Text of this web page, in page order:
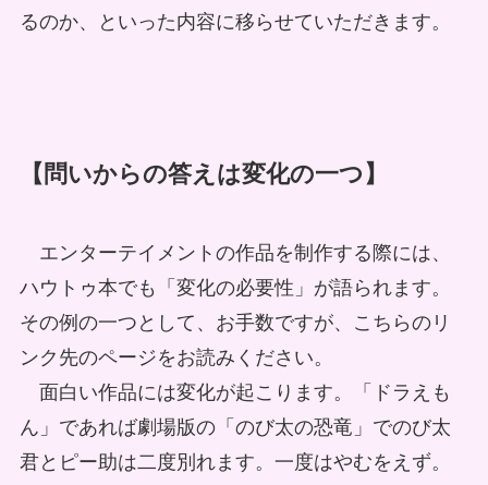
るのか、といった内容に移らせていただきます。
【問いからの答えは変化の一つ】
エンターテイメントの作品を制作する際には、
ハウトゥ本でも「変化の必要性」が語られます。
その例の一つとして、お手数ですが、こちらのリ
ンク先のページをお読みください。
面白い作品には変化が起こります。「ドラえも
ん」であれば劇場版の「のび太の恐竜」でのび太
君とピー助は二度別れます。一度はやむをえず。